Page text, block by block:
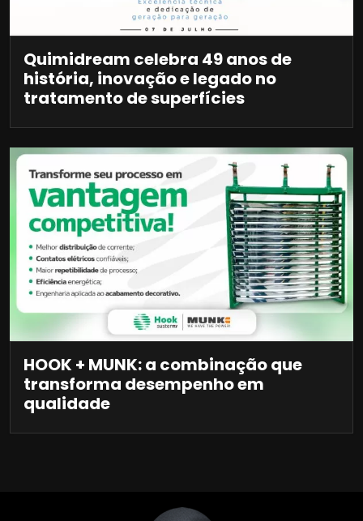
Quimidream celebra 49 anos de
história, inovação e legado no
tratamento de superfícies
HOOK + MUNK: a combinação que
transforma desempenho em
qualidade